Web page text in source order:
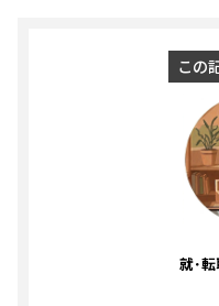
この
就･